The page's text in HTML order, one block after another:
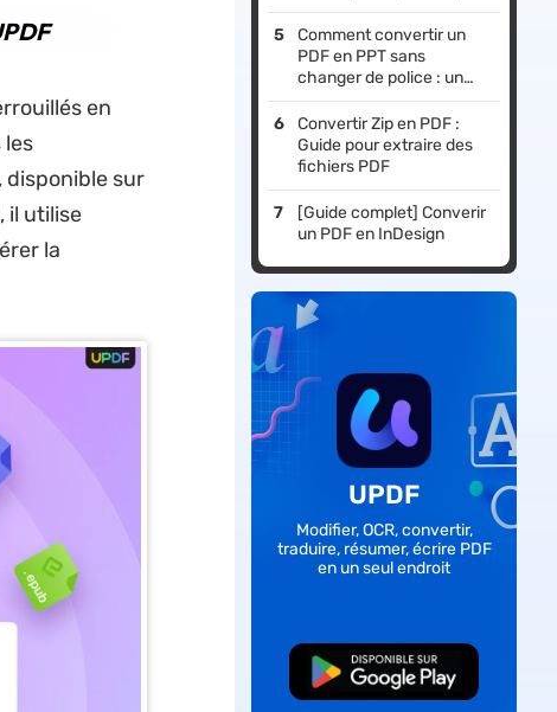
en
disponible sur
il utilise
la
Comment convertir un
PDF en PPT sans
changer de police : un
guide complet
Convertir Zip en PDF :
Guide pour extraire des
fichiers PDF
[Guide complet] Converir
un PDF en InDesign
UPDF
Modifier, OCR, convertir,
traduire, résumer, écrire PDF
en un seul endroit
TÉLÉCHARGER